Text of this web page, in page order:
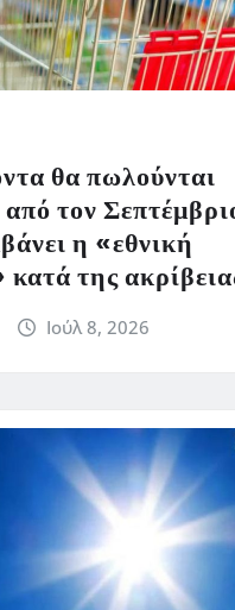
θα πωλούνται
τον
η «εθνική
της
Ιούλ 8, 2026